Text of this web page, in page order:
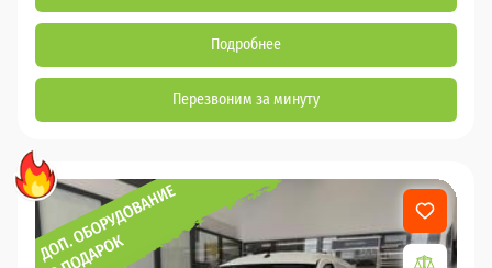
Подробнее
Перезвоним за минуту